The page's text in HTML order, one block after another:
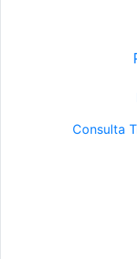
Consulta